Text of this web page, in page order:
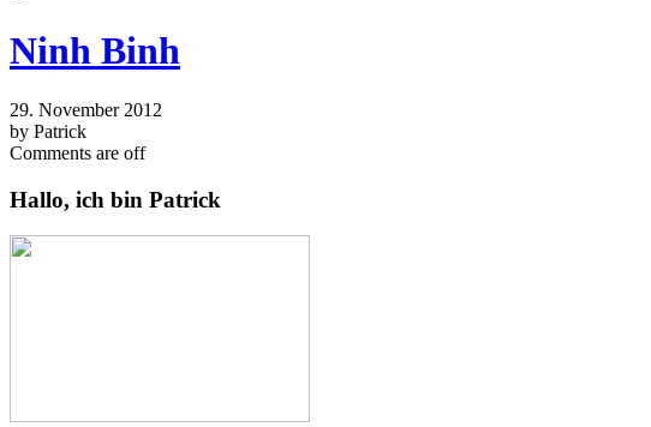
Ninh Binh
29. November 2012
by Patrick
Comments are off
Hallo, ich bin Patrick